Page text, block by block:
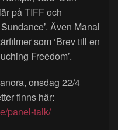
på TIFF och
Även Manal
som ‘Brev till en
Freedom’.
onsdag 22/4
finns här:
panel-talk/